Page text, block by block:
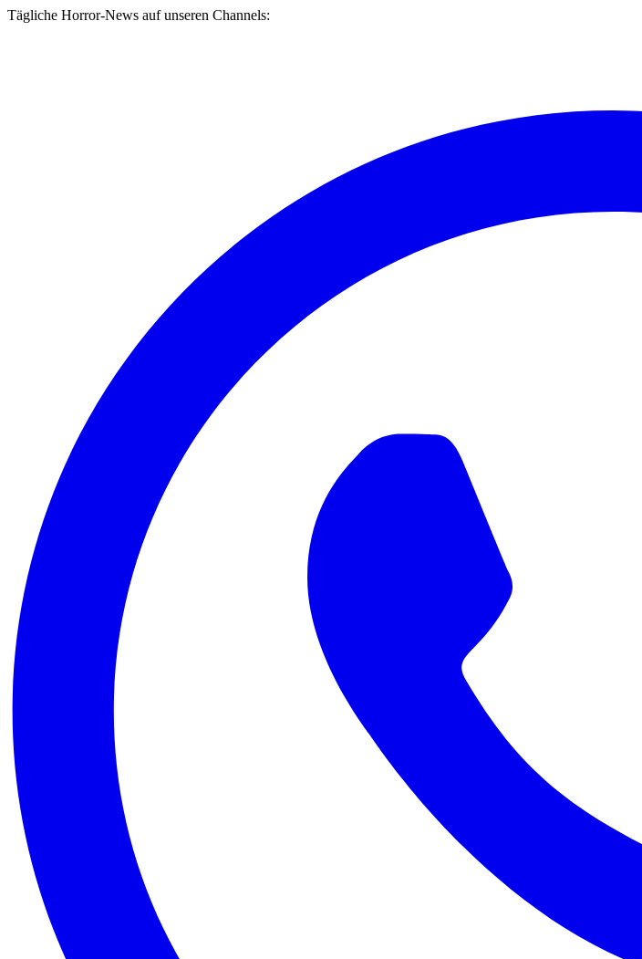
Tägliche Horror-News auf unseren Channels: